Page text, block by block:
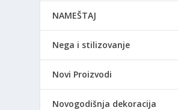
NAMEŠTAJ
Nega i stilizovanje
Novi Proizvodi
Novogodišnja dekoracija